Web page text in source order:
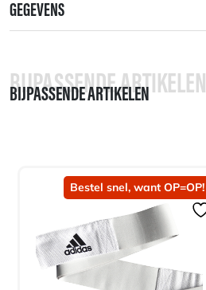
GEGEVENS
BIJPASSENDE ARTIKELEN
BIJPASSENDE ARTIKELEN
Bestel snel, want OP=OP!